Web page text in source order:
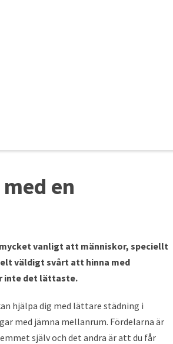
en
vanligt att människor, speciellt
väldigt svårt att hinna med
inte det lättaste.
hjälpa dig med lättare städning i
med jämna mellanrum. Fördelarna är
själv och det andra är att du får